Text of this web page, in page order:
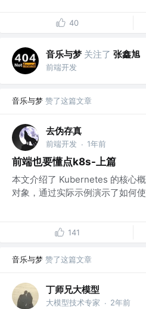
40
音乐与梦 关注了 张鑫旭
前端开发
音乐与梦 赞了这篇文章
去伪存真
前端开发 · 1年前
前端也要懂点k8s-上篇
本文介绍了 Kubernetes 的核心
对象，通过实际示例演示了如何
141
音乐与梦 赞了这篇文章
丁师兄大模型
大模型技术专家 · 2年前